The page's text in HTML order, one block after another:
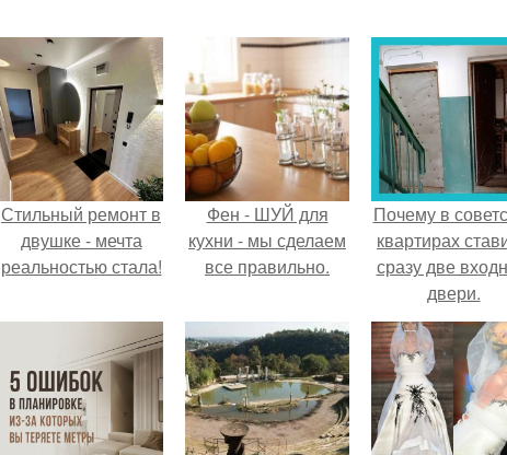
Стильный ремонт в
двушке - мечта
реальностью стала!
Фен - ШУЙ для
кухни - мы сделаем
все правильно.
Почему в
квартирах
сразу две
двери.